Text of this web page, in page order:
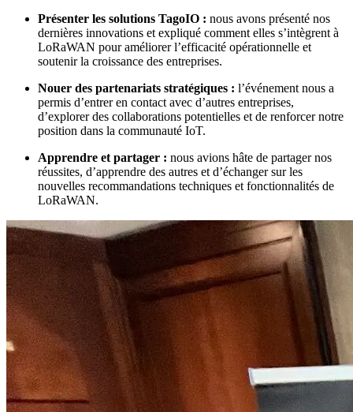
Présenter les solutions TagoIO : nous avons présenté nos
dernières innovations et expliqué comment elles s’intègrent à
LoRaWAN pour améliorer l’efficacité opérationnelle et
soutenir la croissance des entreprises.
Nouer des partenariats stratégiques : l’événement nous a
permis d’entrer en contact avec d’autres entreprises,
d’explorer des collaborations potentielles et de renforcer notre
position dans la communauté IoT.
Apprendre et partager : nous avions hâte de partager nos
réussites, d’apprendre des autres et d’échanger sur les
nouvelles recommandations techniques et fonctionnalités de
LoRaWAN.